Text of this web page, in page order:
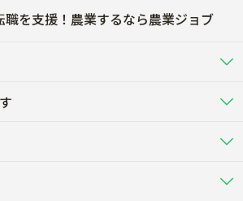
職を支援！農業するなら農業ジョブ
バイト・アルバイト・パート
･養豚･養鶏など）